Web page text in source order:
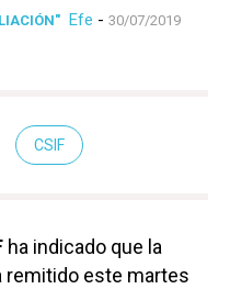
Efe - 30/07/2019
CSIF
ha indicado que la
remitido este martes